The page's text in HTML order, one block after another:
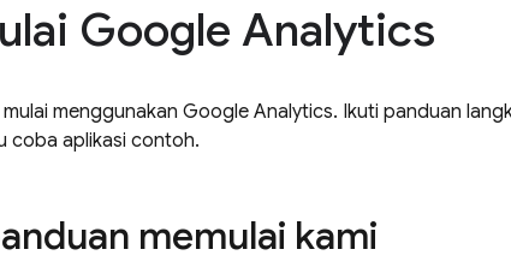
Google Analytics
menggunakan Google Analytics. Ikuti panduan
coba aplikasi contoh.
memulai kami